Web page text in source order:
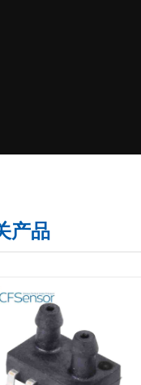
产品